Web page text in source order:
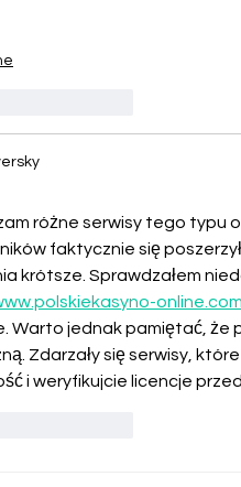
różne serwisy tego typu
faktycznie się
krótsze. Sprawdzałem
online.com
Warto jednak pamiętać, że
Zdarzały się serwisy,
i weryfikujcie licencje